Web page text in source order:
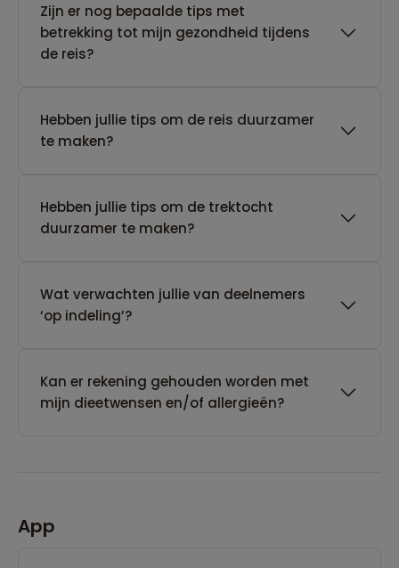
Zijn er nog bepaalde tips met
betrekking tot mijn gezondheid tijdens
de reis?
Hebben jullie tips om de reis duurzamer
te maken?
Hebben jullie tips om de trektocht
duurzamer te maken?
Wat verwachten jullie van deelnemers
‘op indeling’?
Kan er rekening gehouden worden met
mijn dieetwensen en/of allergieën?
App